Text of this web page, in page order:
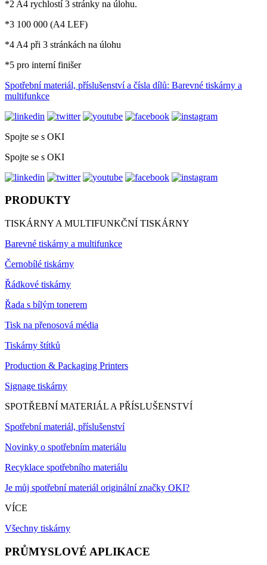
*2 A4 rychlostí 3 stránky na úlohu.
*3 100 000 (A4 LEF)
*4 A4 při 3 stránkách na úlohu
*5 pro interní finišer
Spotřební materiál, příslušenství a čísla dílů: Barevné tiskárny a
multifunkce
Spojte se s OKI
Spojte se s OKI
PRODUKTY
TISKÁRNY A MULTIFUNKČNÍ TISKÁRNY
Barevné tiskárny a multifunkce
Černobílé tiskárny
Řádkové tiskárny
Řada s bílým tonerem
Tisk na přenosová média
Tiskárny štítků
Production & Packaging Printers
Signage tiskárny
SPOTŘEBNÍ MATERIÁL A PŘÍSLUŠENSTVÍ
Spotřební materiál, příslušenství
Novinky o spotřebním materiálu
Recyklace spotřebního materiálu
Je můj spotřební materiál originální značky OKI?
VÍCE
Všechny tiskárny
PRŮMYSLOVÉ APLIKACE